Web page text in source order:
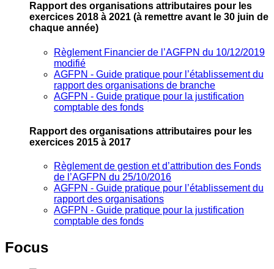
Rapport des organisations attributaires pour les
exercices 2018 à 2021 (à remettre avant le 30 juin de
chaque année)
Règlement Financier de l’AGFPN du 10/12/2019
modifié
AGFPN ‐ Guide pratique pour l’établissement du
rapport des organisations de branche
AGFPN ‐ Guide pratique pour la justification
comptable des fonds
Rapport des organisations attributaires pour les
exercices 2015 à 2017
Règlement de gestion et d’attribution des Fonds
de l’AGFPN du 25/10/2016
AGFPN ‐ Guide pratique pour l’établissement du
rapport des organisations
AGFPN ‐ Guide pratique pour la justification
comptable des fonds
Focus